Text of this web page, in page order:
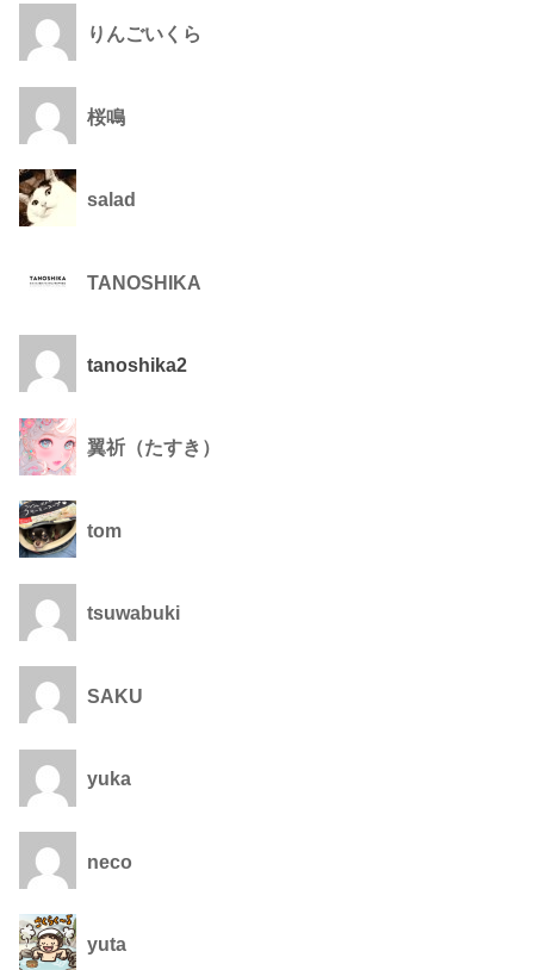
りんごいくら
桜鳴
salad
TANOSHIKA
tanoshika2
翼祈（たすき）
tom
tsuwabuki
SAKU
yuka
neco
yuta